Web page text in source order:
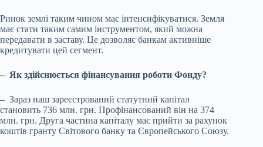
Ринок землі таким чином має інтенсифікуватися. Земля
має стати таким самим інструментом, який можна
передавати в заставу. Це дозволяє банкам активніше
кредитувати цей сегмент.
– Як здійснюється фінансування роботи Фонду?
– Зараз наш зареєстрований статутний капітал
становить 736 млн. грн. Профінансований він на 374
млн. грн. Друга частина капіталу має прийти за рахунок
коштів гранту Світового банку та Європейського Союзу.